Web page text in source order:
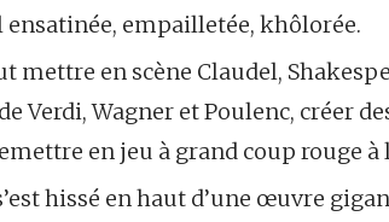
empailletée, khôlorée.
mettre en scène Claudel,
Verdi, Wagner et Poulenc, créer
en jeu à grand coup rouge à
hissé en haut d’une œuvre